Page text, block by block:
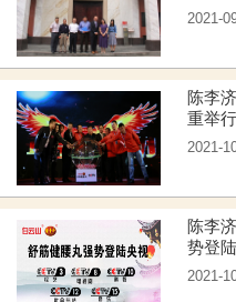
2021-
陈李
重举行
2021-
陈李
势登
2021-